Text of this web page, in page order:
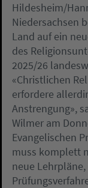
Hildesheim/
Niedersachsen
Land auf ein
des
2025/26
«Christlichen
erfordere
Anstrengung»,
Wilmer am
Evangelischen
muss komplett
neue